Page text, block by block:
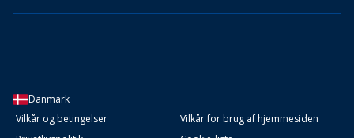
Danmark
Vilkår og betingelser
Vilkår for brug af hjemmesiden